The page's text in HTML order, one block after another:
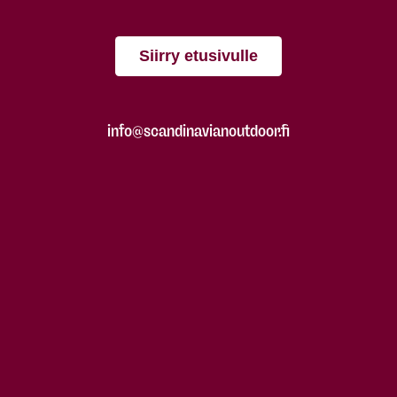
Siirry etusivulle
info@scandinavianoutdoor.fi